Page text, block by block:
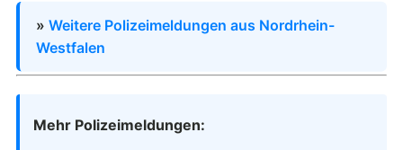
» Weitere Polizeimeldungen aus Nordrhein-
Westfalen
Mehr Polizeimeldungen: